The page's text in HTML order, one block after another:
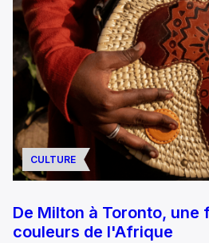
CULTURE
De Milton à Toronto, une
couleurs de l'Afrique